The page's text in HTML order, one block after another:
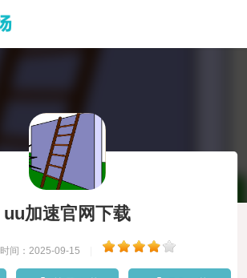
uu加速官网下载
时间：2025-09-15